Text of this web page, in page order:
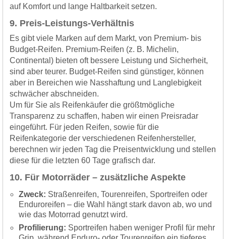
auf Komfort und lange Haltbarkeit setzen.
9. Preis-Leistungs-Verhältnis
Es gibt viele Marken auf dem Markt, von Premium- bis
Budget-Reifen. Premium-Reifen (z. B. Michelin,
Continental) bieten oft bessere Leistung und Sicherheit,
sind aber teurer. Budget-Reifen sind günstiger, können
aber in Bereichen wie Nasshaftung und Langlebigkeit
schwächer abschneiden.
Um für Sie als Reifenkäufer die größtmögliche
Transparenz zu schaffen, haben wir einen Preisradar
eingeführt. Für jeden Reifen, sowie für die
Reifenkategorie der verschiedenen Reifenhersteller,
berechnen wir jeden Tag die Preisentwicklung und stellen
diese für die letzten 60 Tage grafisch dar.
10. Für Motorräder – zusätzliche Aspekte
Zweck: Straßenreifen, Tourenreifen, Sportreifen oder
Enduroreifen – die Wahl hängt stark davon ab, wo und
wie das Motorrad genutzt wird.
Profilierung: Sportreifen haben weniger Profil für mehr